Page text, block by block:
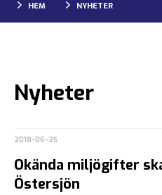
HEM NYHETER
Nyheter
2018-06-25
Okända miljögifter
Östersjön